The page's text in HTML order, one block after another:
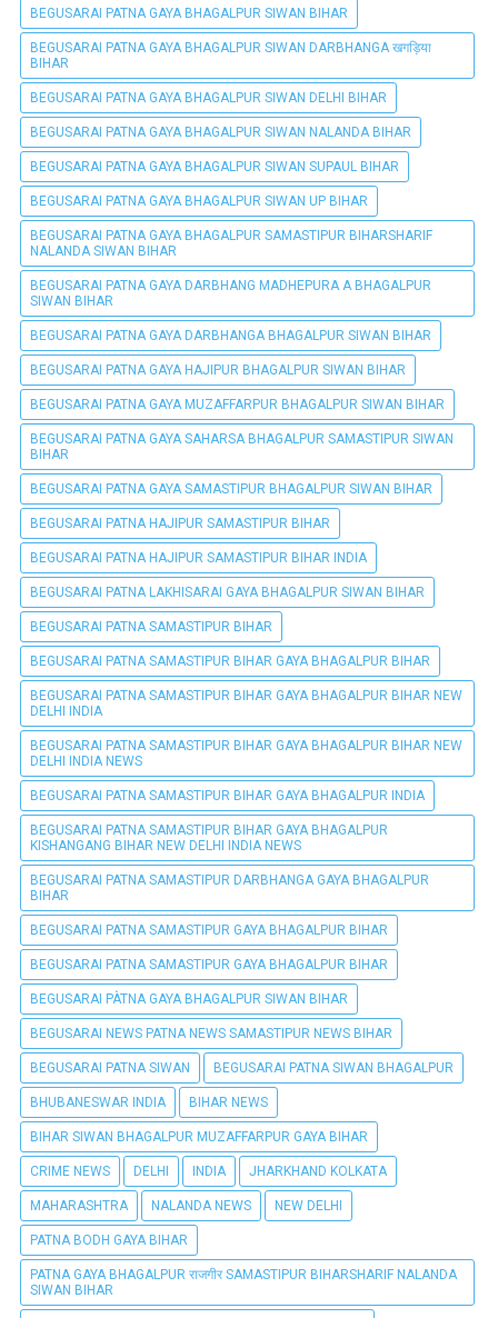
BEGUSARAI PATNA GAYA BHAGALPUR SIWAN BIHAR
BEGUSARAI PATNA GAYA BHAGALPUR SIWAN DARBHANGA खगड़िया
BIHAR
BEGUSARAI PATNA GAYA BHAGALPUR SIWAN DELHI BIHAR
BEGUSARAI PATNA GAYA BHAGALPUR SIWAN NALANDA BIHAR
BEGUSARAI PATNA GAYA BHAGALPUR SIWAN SUPAUL BIHAR
BEGUSARAI PATNA GAYA BHAGALPUR SIWAN UP BIHAR
BEGUSARAI PATNA GAYA BHAGALPUR SAMASTIPUR BIHARSHARIF
NALANDA SIWAN BIHAR
BEGUSARAI PATNA GAYA DARBHANG MADHEPURA A BHAGALPUR
SIWAN BIHAR
BEGUSARAI PATNA GAYA DARBHANGA BHAGALPUR SIWAN BIHAR
BEGUSARAI PATNA GAYA HAJIPUR BHAGALPUR SIWAN BIHAR
BEGUSARAI PATNA GAYA MUZAFFARPUR BHAGALPUR SIWAN BIHAR
BEGUSARAI PATNA GAYA SAHARSA BHAGALPUR SAMASTIPUR SIWAN
BIHAR
BEGUSARAI PATNA GAYA SAMASTIPUR BHAGALPUR SIWAN BIHAR
BEGUSARAI PATNA HAJIPUR SAMASTIPUR BIHAR
BEGUSARAI PATNA HAJIPUR SAMASTIPUR BIHAR INDIA
BEGUSARAI PATNA LAKHISARAI GAYA BHAGALPUR SIWAN BIHAR
BEGUSARAI PATNA SAMASTIPUR BIHAR
BEGUSARAI PATNA SAMASTIPUR BIHAR GAYA BHAGALPUR BIHAR
BEGUSARAI PATNA SAMASTIPUR BIHAR GAYA BHAGALPUR BIHAR NEW
DELHI INDIA
BEGUSARAI PATNA SAMASTIPUR BIHAR GAYA BHAGALPUR BIHAR NEW
DELHI INDIA NEWS
BEGUSARAI PATNA SAMASTIPUR BIHAR GAYA BHAGALPUR INDIA
BEGUSARAI PATNA SAMASTIPUR BIHAR GAYA BHAGALPUR
KISHANGANG BIHAR NEW DELHI INDIA NEWS
BEGUSARAI PATNA SAMASTIPUR DARBHANGA GAYA BHAGALPUR
BIHAR
BEGUSARAI PATNA SAMASTIPUR GAYA BHAGALPUR BIHAR
BEGUSARAI PATNA SAMASTIPUR GAYA BHAGALPUR BIHAR
BEGUSARAI PÀTNA GAYA BHAGALPUR SIWAN BIHAR
BEGUSARAI NEWS PATNA NEWS SAMASTIPUR NEWS BIHAR
BEGUSARAI PATNA SIWAN BEGUSARAI PATNA SIWAN BHAGALPUR
BHUBANESWAR INDIA BIHAR NEWS
BIHAR SIWAN BHAGALPUR MUZAFFARPUR GAYA BIHAR
CRIME NEWS DELHI INDIA JHARKHAND KOLKATA
MAHARASHTRA NALANDA NEWS NEW DELHI
PATNA BODH GAYA BIHAR
PATNA GAYA BHAGALPUR राजगीर SAMASTIPUR BIHARSHARIF NALANDA
SIWAN BIHAR